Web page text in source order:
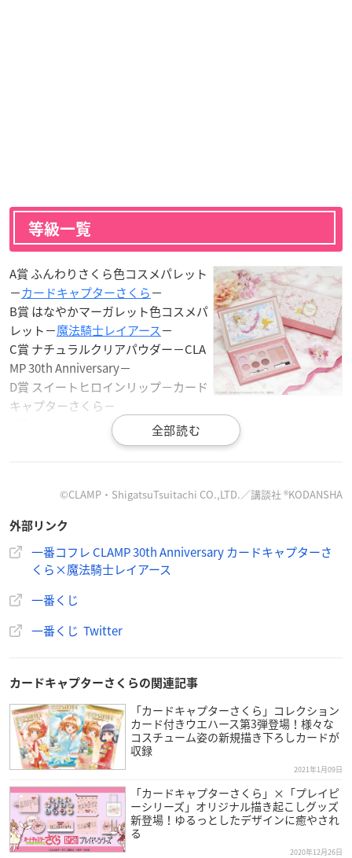
等級一覧
A賞 ふんわりさくら色コスメパレット
－カードキャプターさくら－
B賞 はなやかマーガレット色コスメパ
レット－魔法騎士レイアース－
C賞 ナチュラルクリアパウダー－CLA
MP 30th Anniversary－
D賞 スイートヒロインリップ－カード
キャプターさくら－
E賞 ハンサムヒロインリップ－魔法騎士レイアース－
F賞 フェミニンシャイニーカラーデュオ－カードキャプターさ
ラストワン賞 きらめく虹色コスメパレット－CLAMP 30th Anni
versary－
プターさくら×魔法騎士レイアース
【発売日】
2021年2月27日(土)より順次発売予定
【価格】
1回980円(税込)
【取扱店】
ミニストップ、その他コンビニエンスストア、書店、ホビーシ
©CLAMP・ShigatsuTsuitachi CO.,LTD.／講談社 ®KODANSHA
外部リンク
一番コフレ CLAMP 30th Anniversary カードキャプターさ
くら×魔法騎士レイアース
一番くじ
一番くじ Twitter
カードキャプターさくらの関連記事
「カードキャプターさくら」コレクション
カード付きウエハース第3弾登場！様々な
コスチューム姿の新規描き下ろしカードが
収録
2021年1月09日
「カードキャプターさくら」×「プレイピ
ーシリーズ」オリジナル描き起こしグッズ
新登場！ゆるっとしたデザインに癒やされ
る
2020年12月26日